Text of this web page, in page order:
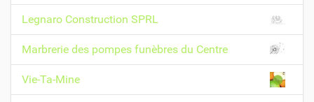
Legnaro Construction SPRL
Marbrerie des pompes funèbres du Centre
Vie-Ta-Mine